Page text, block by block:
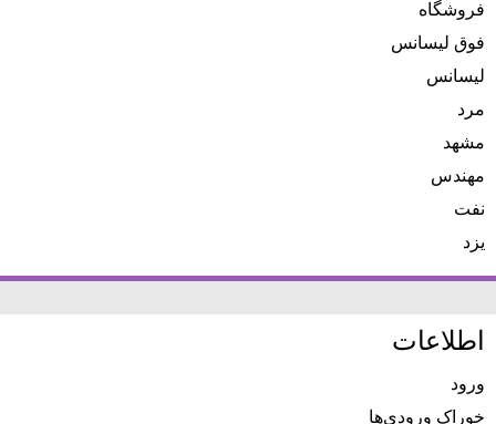
فروشگاه
فوق لیسانس
لیسانس
مرد
مشهد
مهندس
نفت
یزد
اطلاعات
ورود
خوراک ورودی‌ها